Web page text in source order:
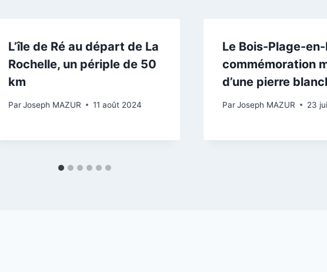
L’île de Ré au départ de La
Rochelle, un périple de 50
km
Par Joseph MAZUR 11 août 2024
Le Bois-Plage-en-
commémoration
d’une pierre
Par Joseph MAZUR 23